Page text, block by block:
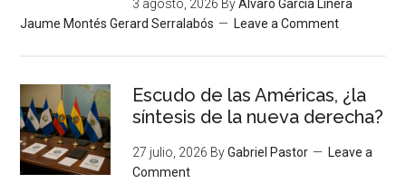
3 agosto, 2026 ByÁlvaro García Linera
Jaume Montés Gerard Serralabós
Leave a Comment
Escudo de las Américas, ¿la
síntesis de la nueva derecha?
27 julio, 2026 ByGabriel Pastor
Leave a
Comment